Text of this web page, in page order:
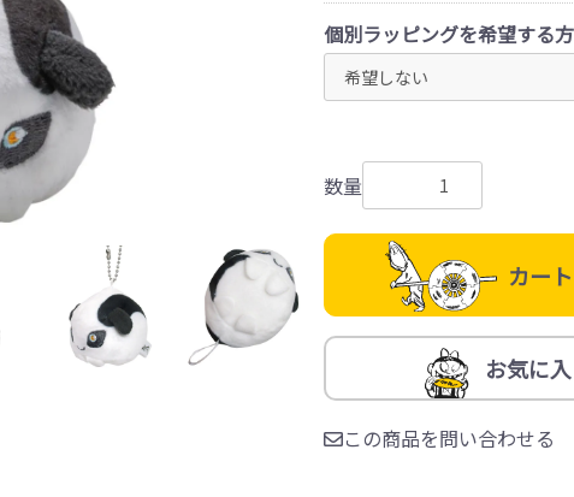
個別ラッピングを希望する
数量
カー
お気に
この商品を問い合わせる